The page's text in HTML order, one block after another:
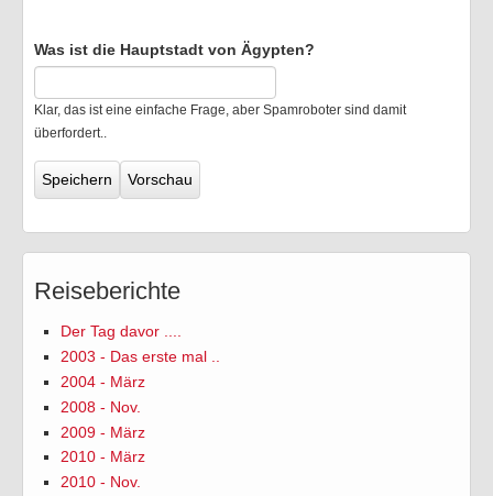
Reiseberichte
Der Tag davor ....
2003 - Das erste mal ..
2004 - März
2008 - Nov.
2009 - März
2010 - März
2010 - Nov.
Was ist die Hauptstadt von Ägypten?
Klar, das ist eine einfache Frage, aber Spamroboter sind damit
überfordert..